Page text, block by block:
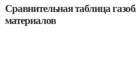
Сравнительная таблица
материалов